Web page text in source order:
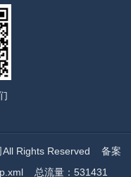
All Rights Reserved 备案
总流量：531431